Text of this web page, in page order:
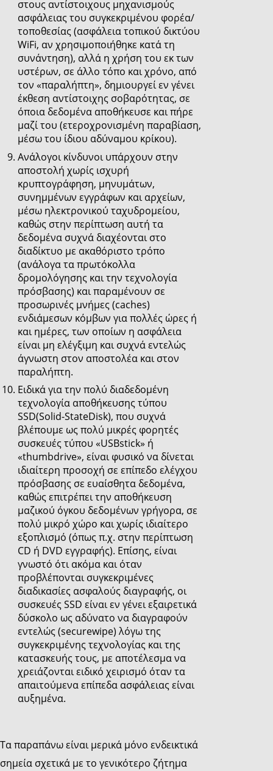
στους αντίστοιχους μηχανισμούς
ασφάλειας του συγκεκριμένου φορέα/
τοποθεσίας (ασφάλεια τοπικού δικτύου
WiFi, αν χρησιμοποιήθηκε κατά τη
συνάντηση), αλλά η χρήση του εκ των
υστέρων, σε άλλο τόπο και χρόνο, από
τον «παραλήπτη», δημιουργεί εν γένει
έκθεση αντίστοιχης σοβαρότητας, σε
όποια δεδομένα αποθήκευσε και πήρε
μαζί του (ετεροχρονισμένη παραβίαση,
μέσω του ίδιου αδύναμου κρίκου).
Ανάλογοι κίνδυνοι υπάρχουν στην
αποστολή χωρίς ισχυρή
κρυπτογράφηση, μηνυμάτων,
συνημμένων εγγράφων και αρχείων,
μέσω ηλεκτρονικού ταχυδρομείου,
καθώς στην περίπτωση αυτή τα
δεδομένα συχνά διαχέονται στο
διαδίκτυο με ακαθόριστο τρόπο
(ανάλογα τα πρωτόκολλα
δρομολόγησης και την τεχνολογία
πρόσβασης) και παραμένουν σε
προσωρινές μνήμες (caches)
ενδιάμεσων κόμβων για πολλές ώρες ή
και ημέρες, των οποίων η ασφάλεια
είναι μη ελέγξιμη και συχνά εντελώς
άγνωστη στον αποστολέα και στον
παραλήπτη.
Ειδικά για την πολύ διαδεδομένη
τεχνολογία αποθήκευσης τύπου
SSD(Solid-StateDisk), που συχνά
βλέπουμε ως πολύ μικρές φορητές
συσκευές τύπου «USBstick» ή
«thumbdrive», είναι φυσικό να δίνεται
ιδιαίτερη προσοχή σε επίπεδο ελέγχου
πρόσβασης σε ευαίσθητα δεδομένα,
καθώς επιτρέπει την αποθήκευση
μαζικού όγκου δεδομένων γρήγορα, σε
πολύ μικρό χώρο και χωρίς ιδιαίτερο
εξοπλισμό (όπως π.χ. στην περίπτωση
CD ή DVD εγγραφής). Επίσης, είναι
γνωστό ότι ακόμα και όταν
προβλέπονται συγκεκριμένες
διαδικασίες ασφαλούς διαγραφής, οι
συσκευές SSD είναι εν γένει εξαιρετικά
δύσκολο ως αδύνατο να διαγραφούν
εντελώς (securewipe) λόγω της
συγκεκριμένης τεχνολογίας και της
κατασκευής τους, με αποτέλεσμα να
χρειάζονται ειδικό χειρισμό όταν τα
απαιτούμενα επίπεδα ασφάλειας είναι
αυξημένα.
Τα παραπάνω είναι μερικά μόνο ενδεικτικά
σημεία σχετικά με το γενικότερο ζήτημα